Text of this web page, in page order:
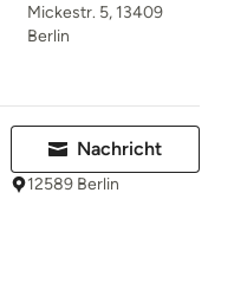
Mickestr. 5, 13409
Berlin
Nachricht
12589 Berlin